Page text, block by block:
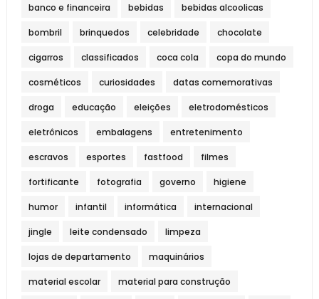
banco e financeira bebidas bebidas alcoolicas
bombril brinquedos celebridade chocolate
cigarros classificados coca cola copa do mundo
cosméticos curiosidades datas comemorativas
droga educação eleições eletrodomésticos
eletrônicos embalagens entretenimento
escravos esportes fastfood filmes
fortificante fotografia governo higiene
humor infantil informática internacional
jingle leite condensado limpeza
lojas de departamento maquinários
material escolar material para construção